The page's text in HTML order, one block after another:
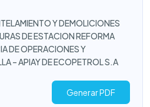
Y DEMOLICIONES
DE ESTACION REFORMA
DE OPERACIONES Y
– APIAY DE ECOPETROL S.A
Generar PDF